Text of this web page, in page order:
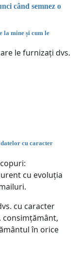
când semnez o
la mine și cum le
le furnizați dvs.
cu caracter
cu evoluția
cu caracter
consimțământ,
în orice